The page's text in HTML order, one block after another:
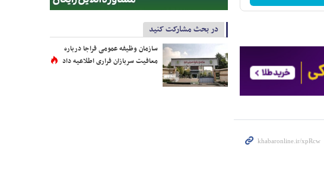
در بحث مشارکت کنید
سازمان وظیفه عمومی فراجا درباره
معافیت سربازان فراری اطلاعیه داد